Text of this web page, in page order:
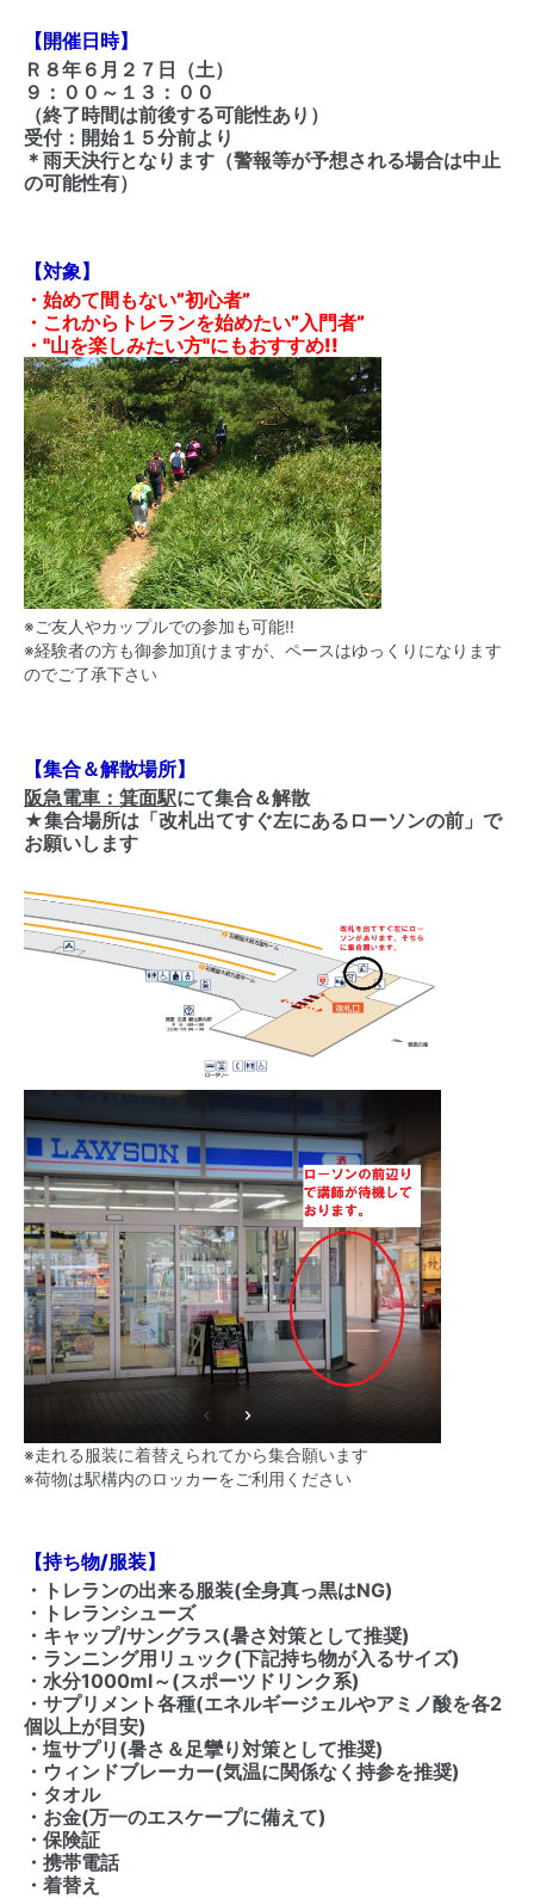
【開催日時】
Ｒ８年６月２７日（土）
９：００～１３：００
（終了時間は前後する可能性あり）
受付：開始１５分前より
＊雨天決行となります（警報等が予想される場合は中止
の可能性有）
【対象】
・始めて間もない”初心者”
・これからトレランを始めたい”入門者”
・"山を楽しみたい方"にもおすすめ!!
※ご友人やカップルでの参加も可能!!
※経験者の方も御参加頂けますが、ペースはゆっくりになります
のでご了承下さい
【集合＆解散場所】
阪急電車：箕面駅にて集合＆解散
★集合場所は「改札出てすぐ左にあるローソンの前」で
お願いします
※走れる服装に着替えられてから集合願います
※荷物は駅構内のロッカーをご利用ください
【持ち物/服装】
・トレランの出来る服装(全身真っ黒はNG)
・トレランシューズ
・キャップ/サングラス(暑さ対策として推奨)
・ランニング用リュック(下記持ち物が入るサイズ)
・水分1000ml～(スポーツドリンク系)
・サプリメント各種(エネルギージェルやアミノ酸を各2
個以上が目安)
・塩サプリ(暑さ＆足攣り対策として推奨)
・ウィンドブレーカー(気温に関係なく持参を推奨)
・タオル
・お金(万一のエスケープに備えて)
・保険証
・携帯電話
・着替え